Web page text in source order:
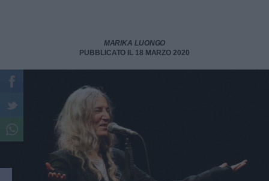
MARIKA LUONGO
PUBBLICATO IL 18 MARZO 2020